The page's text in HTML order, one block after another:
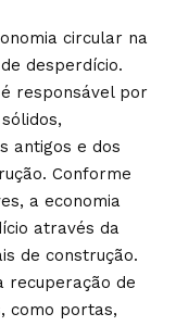
circular na
desperdício.
responsável por
antigos e dos
Conforme
a economia
através da
de construção.
recuperação de
como portas,